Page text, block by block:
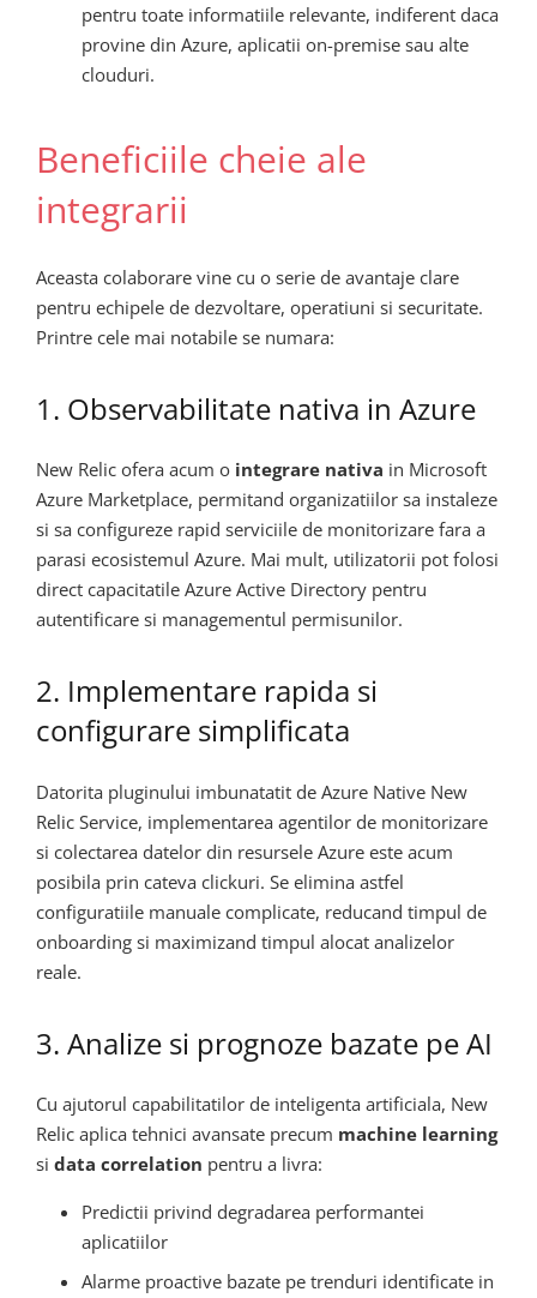
pentru toate informatiile relevante, indiferent daca
provine din Azure, aplicatii on-premise sau alte
clouduri.
Beneficiile cheie ale
integrarii
Aceasta colaborare vine cu o serie de avantaje clare
pentru echipele de dezvoltare, operatiuni si securitate.
Printre cele mai notabile se numara:
1. Observabilitate nativa in Azure
New Relic ofera acum o integrare nativa in Microsoft
Azure Marketplace, permitand organizatiilor sa instaleze
si sa configureze rapid serviciile de monitorizare fara a
parasi ecosistemul Azure. Mai mult, utilizatorii pot folosi
direct capacitatile Azure Active Directory pentru
autentificare si managementul permisunilor.
2. Implementare rapida si
configurare simplificata
Datorita pluginului imbunatatit de Azure Native New
Relic Service, implementarea agentilor de monitorizare
si colectarea datelor din resursele Azure este acum
posibila prin cateva clickuri. Se elimina astfel
configuratiile manuale complicate, reducand timpul de
onboarding si maximizand timpul alocat analizelor
reale.
3. Analize si prognoze bazate pe AI
Cu ajutorul capabilitatilor de inteligenta artificiala, New
Relic aplica tehnici avansate precum machine learning
si data correlation pentru a livra:
Predictii privind degradarea performantei
aplicatiilor
Alarme proactive bazate pe trenduri identificate in